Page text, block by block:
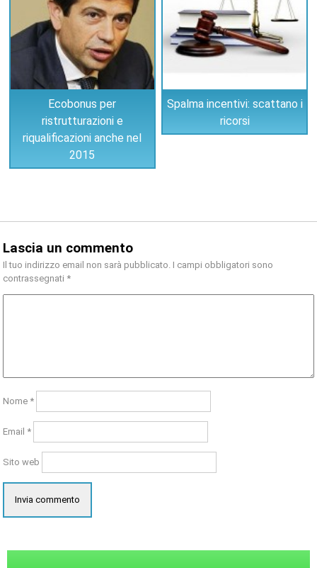
Ecobonus per
ristrutturazioni e
riqualificazioni anche nel
2015
Spalma incentivi: scattano i
ricorsi
Lascia un commento
Il tuo indirizzo email non sarà pubblicato. I campi obbligatori sono
contrassegnati *
Nome *
Email *
Sito web